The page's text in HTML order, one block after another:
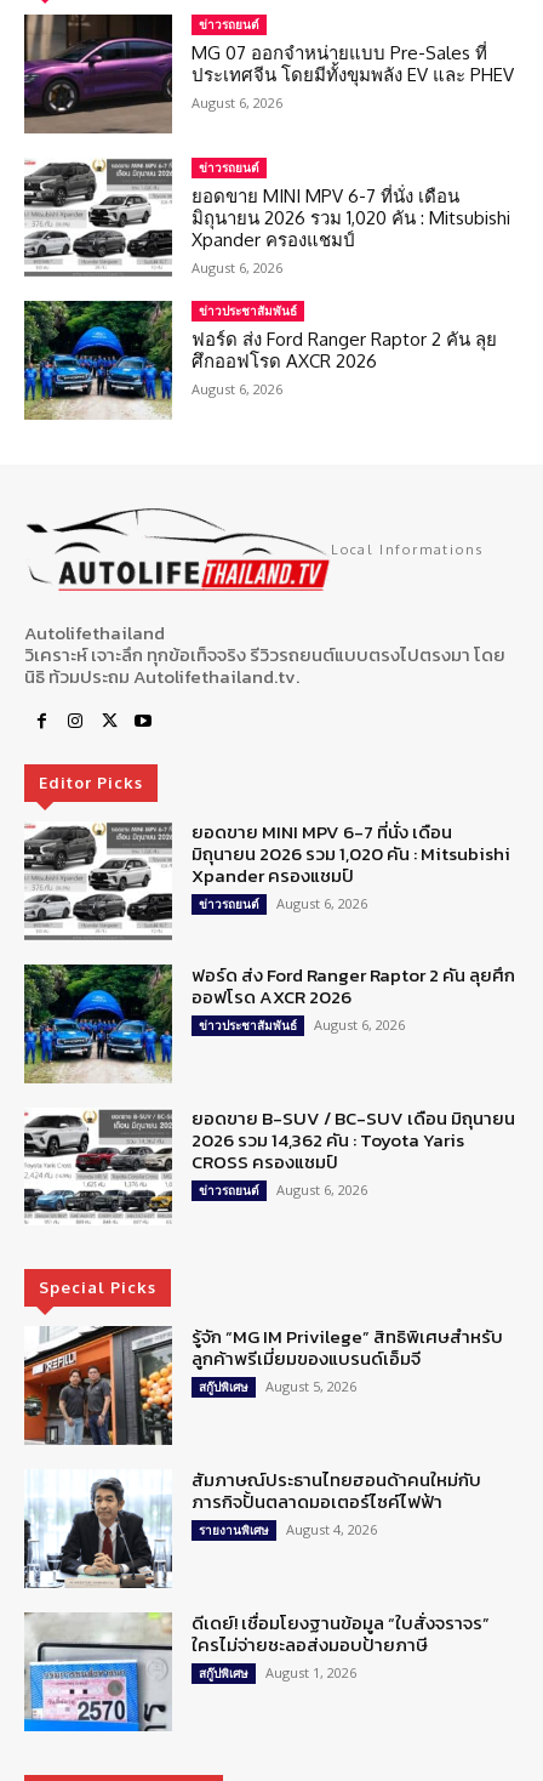
ข่าวรถยนต์
MG 07 ออกจำหน่ายแบบ Pre-Sales ที่
ประเทศจีน โดยมีทั้งขุมพลัง EV และ PHEV
August 6, 2026
ข่าวรถยนต์
ยอดขาย MINI MPV 6-7 ที่นั่ง เดือน
มิถุนายน 2026 รวม 1,020 คัน : Mitsubishi
Xpander ครองแชมป์
August 6, 2026
ข่าวประชาสัมพันธ์
ฟอร์ด ส่ง Ford Ranger Raptor 2 คัน ลุย
ศึกออฟโรด AXCR 2026
August 6, 2026
Local Informations
Autolifethailand
วิเคราะห์ เจาะลึก ทุกข้อเท็จจริง รีวิวรถยนต์แบบตรงไปตรงมา โดย
นิธิ ท้วมประถม Autolifethailand.tv.
Editor Picks
ยอดขาย MINI MPV 6-7 ที่นั่ง เดือน
มิถุนายน 2026 รวม 1,020 คัน : Mitsubishi
Xpander ครองแชมป์
ข่าวรถยนต์ August 6, 2026
ฟอร์ด ส่ง Ford Ranger Raptor 2 คัน ลุยศึก
ออฟโรด AXCR 2026
ข่าวประชาสัมพันธ์ August 6, 2026
ยอดขาย B-SUV / BC-SUV เดือน มิถุนายน
2026 รวม 14,362 คัน : Toyota Yaris
CROSS ครองแชมป์
ข่าวรถยนต์ August 6, 2026
Special Picks
รู้จัก “MG IM Privilege” สิทธิพิเศษสำหรับ
ลูกค้าพรีเมี่ยมของแบรนด์เอ็มจี
สกู๊ปพิเศษ August 5, 2026
สัมภาษณ์ประธานไทยฮอนด้าคนใหม่กับ
ภารกิจปั้นตลาดมอเตอร์ไซค์ไฟฟ้า
รายงานพิเศษ August 4, 2026
ดีเดย์! เชื่อมโยงฐานข้อมูล “ใบสั่งจราจร”
ใครไม่จ่ายชะลอส่งมอบป้ายภาษี
สกู๊ปพิเศษ August 1, 2026